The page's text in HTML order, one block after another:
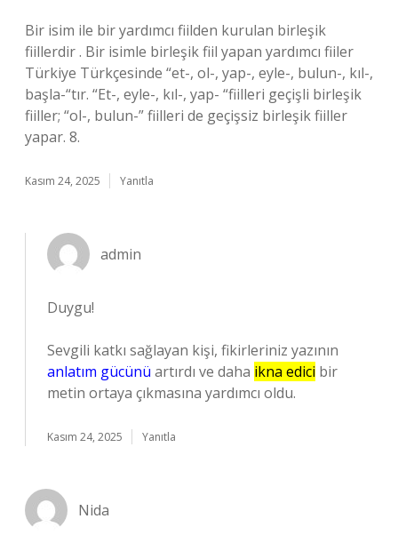
Bir isim ile bir yardımcı fiilden kurulan birleşik
fiillerdir . Bir isimle birleşik fiil yapan yardımcı fiiler
Türkiye Türkçesinde “et-, ol-, yap-, eyle-, bulun-, kıl-,
başla-“tır. “Et-, eyle-, kıl-, yap- “fiilleri geçişli birleşik
fiiller; “ol-, bulun-” fiilleri de geçişsiz birleşik fiiller
yapar. 8.
Kasım 24, 2025 Yanıtla
admin
Duygu!
Sevgili katkı sağlayan kişi, fikirleriniz yazının
anlatım gücünü artırdı ve daha ikna edici bir
metin ortaya çıkmasına yardımcı oldu.
Kasım 24, 2025 Yanıtla
Nida